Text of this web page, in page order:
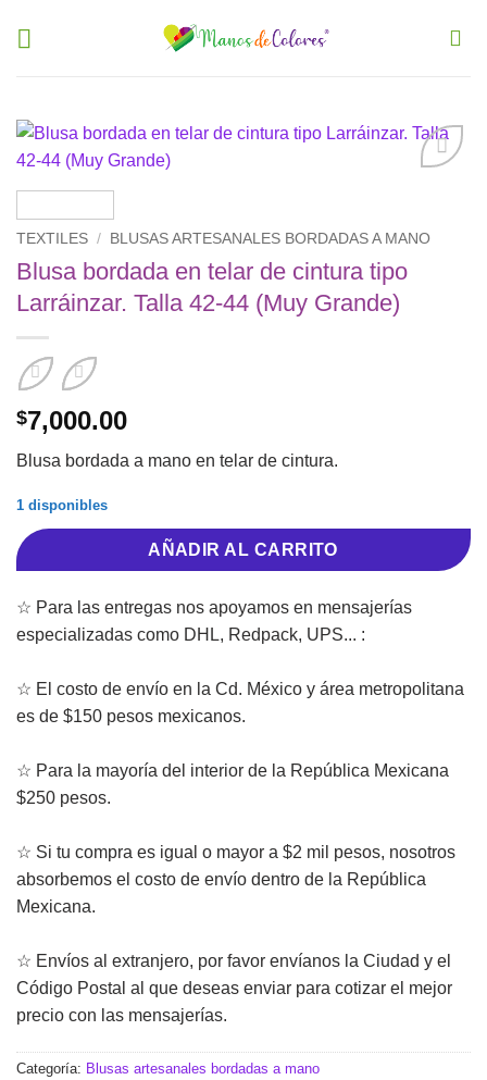
deseos
TEXTILES / BLUSAS ARTESANALES BORDADAS A MANO
Blusa bordada en telar de cintura tipo
Larráinzar. Talla 42-44 (Muy Grande)
$7,000.00
Blusa bordada a mano en telar de cintura.
1 disponibles
AÑADIR AL CARRITO
☆ Para las entregas nos apoyamos en mensajerías
especializadas como DHL, Redpack, UPS... :
☆ El costo de envío en la Cd. México y área metropolitana
es de $150 pesos mexicanos.
☆ Para la mayoría del interior de la República Mexicana
$250 pesos.
☆ Si tu compra es igual o mayor a $2 mil pesos, nosotros
absorbemos el costo de envío dentro de la República
Mexicana.
☆ Envíos al extranjero, por favor envíanos la Ciudad y el
Código Postal al que deseas enviar para cotizar el mejor
precio con las mensajerías.
Categoría: Blusas artesanales bordadas a mano